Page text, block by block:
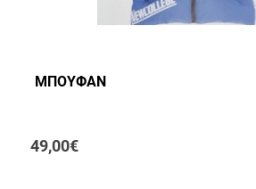
ΜΠΟΥΦΑΝ
49,00€